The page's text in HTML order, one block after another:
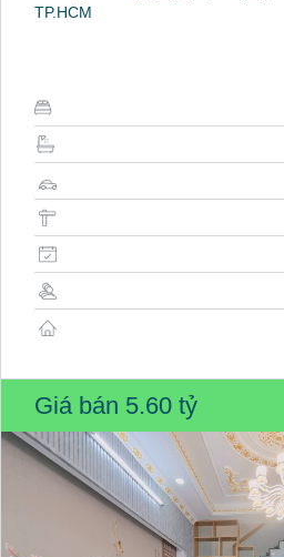
TP.HCM
Giá bán 5.60 tỷ